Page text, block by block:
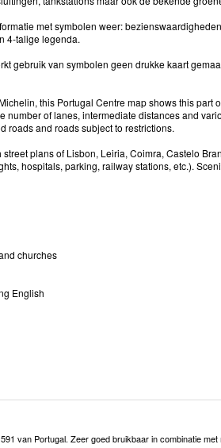
met symbolen weer:
4-talige legenda.
gebruik van symbolen geen drukke kaart
this Portugal Centre map shows this
number of lanes, intermediate distances and
roads and roads subject to restrictions.
plans of Lisbon, Leiria, Coimra, Castelo
hospitals, parking, railway stations, etc.).
churches
English
van Portugal. Zeer goed bruikbaar in combinatie met